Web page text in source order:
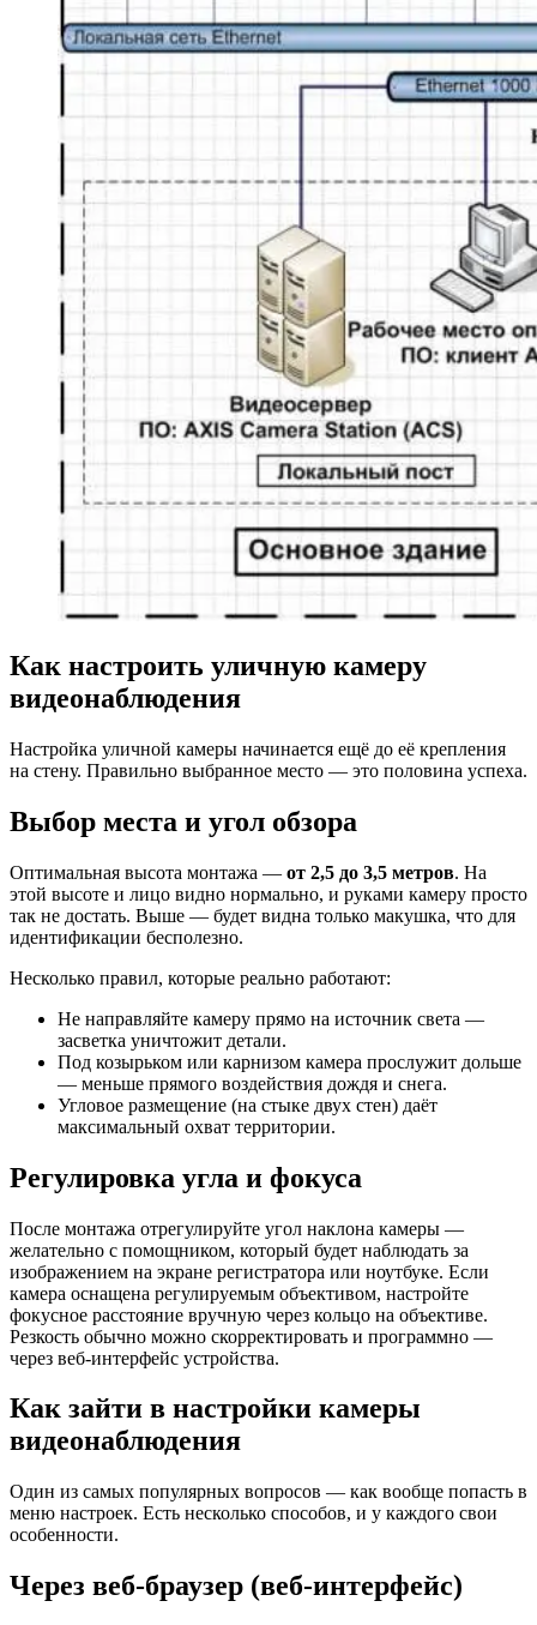
Как настроить уличную камеру
видеонаблюдения
Настройка уличной камеры начинается ещё до её крепления
на стену. Правильно выбранное место — это половина успеха.
Выбор места и угол обзора
Оптимальная высота монтажа — от 2,5 до 3,5 метров. На
этой высоте и лицо видно нормально, и руками камеру просто
так не достать. Выше — будет видна только макушка, что для
идентификации бесполезно.
Несколько правил, которые реально работают:
Не направляйте камеру прямо на источник света —
засветка уничтожит детали.
Под козырьком или карнизом камера прослужит дольше
— меньше прямого воздействия дождя и снега.
Угловое размещение (на стыке двух стен) даёт
максимальный охват территории.
Регулировка угла и фокуса
После монтажа отрегулируйте угол наклона камеры —
желательно с помощником, который будет наблюдать за
изображением на экране регистратора или ноутбуке. Если
камера оснащена регулируемым объективом, настройте
фокусное расстояние вручную через кольцо на объективе.
Резкость обычно можно скорректировать и программно —
через веб-интерфейс устройства.
Как зайти в настройки камеры
видеонаблюдения
Один из самых популярных вопросов — как вообще попасть в
меню настроек. Есть несколько способов, и у каждого свои
особенности.
Через веб-браузер (веб-интерфейс)